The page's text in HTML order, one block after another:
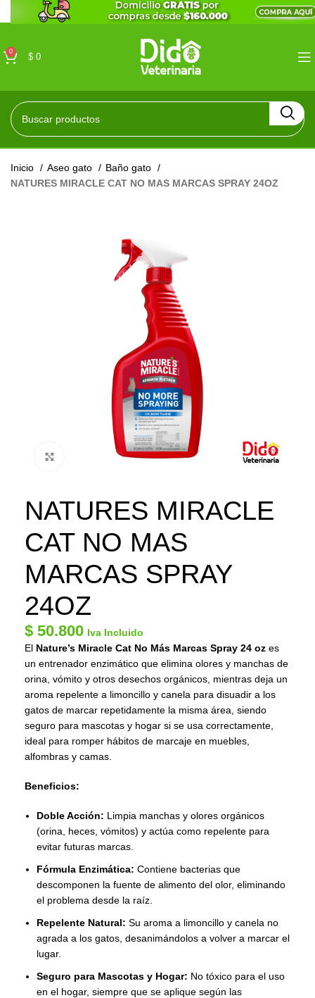
0
$ 0
Inicio Aseo gato
Baño gato
NATURES MIRACLE CAT NO MAS MARCAS SPRAY 24OZ
Click to enlarge
NATURES MIRACLE
CAT NO MAS
MARCAS SPRAY
24OZ
$ 50.800 Iva Incluido
El Nature’s Miracle Cat No Más Marcas Spray 24 oz es
un entrenador enzimático que elimina olores y manchas de
orina, vómito y otros desechos orgánicos, mientras deja un
aroma repelente a limoncillo y canela para disuadir a los
gatos de marcar repetidamente la misma área, siendo
seguro para mascotas y hogar si se usa correctamente,
ideal para romper hábitos de marcaje en muebles,
alfombras y camas.
Beneficios:
Doble Acción: Limpia manchas y olores orgánicos
(orina, heces, vómitos) y actúa como repelente para
evitar futuras marcas.
Fórmula Enzimática: Contiene bacterias que
descomponen la fuente de alimento del olor, eliminando
el problema desde la raíz.
Repelente Natural: Su aroma a limoncillo y canela no
agrada a los gatos, desanimándolos a volver a marcar el
lugar.
Seguro para Mascotas y Hogar: No tóxico para el uso
en el hogar, siempre que se aplique según las